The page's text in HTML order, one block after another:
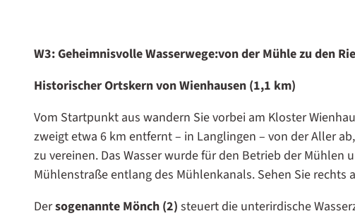
W3: Geheimnisvolle Wasserwege:von der Mühle zu den
Historischer Ortskern von Wienhausen (1,1 km)
Vom Startpunkt aus wandern Sie vorbei am Kloster
zweigt etwa 6 km entfernt – in Langlingen – von der Aller
zu vereinen. Das Wasser wurde für den Betrieb der
Mühlenstraße entlang des Mühlenkanals. Sehen Sie
Dersogenannte Mönch (2) steuert die unterirdische